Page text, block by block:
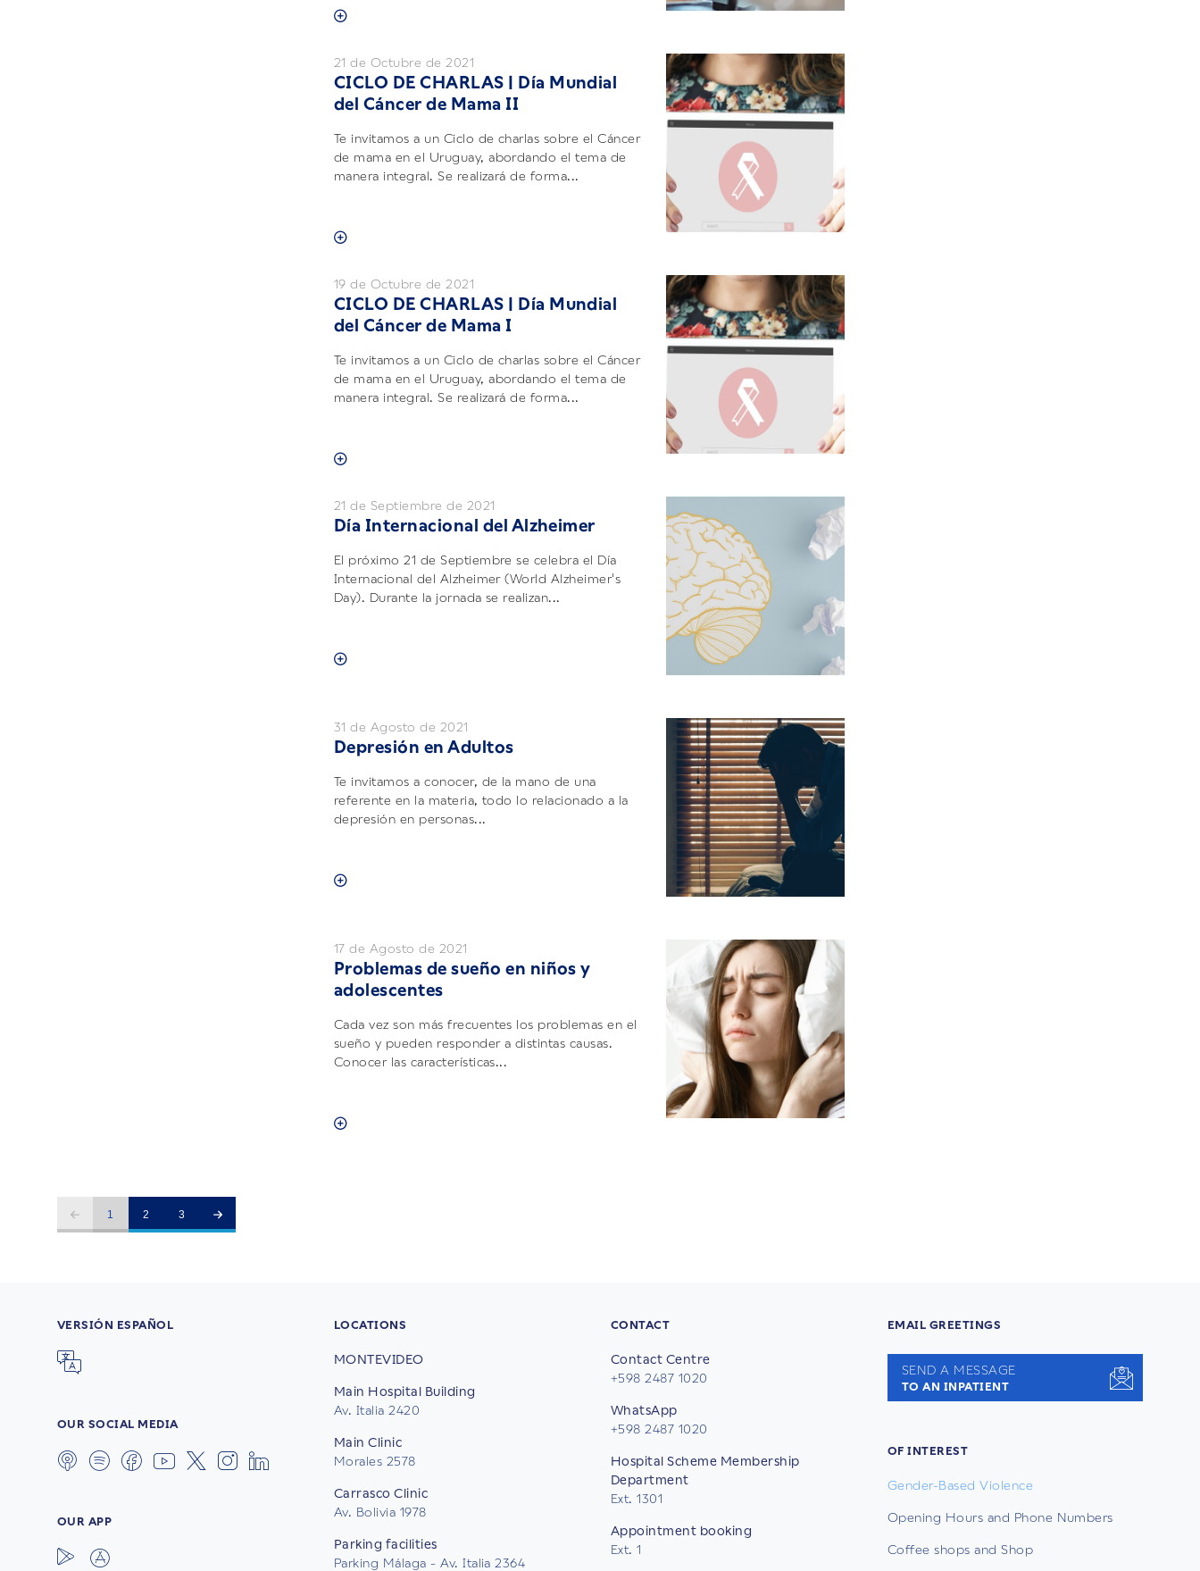
21 de Octubre de 2021
CICLO DE CHARLAS | Día Mundial
del Cáncer de Mama II
Te invitamos a un Ciclo de charlas sobre el Cáncer
de mama en el Uruguay, abordando el tema de
manera integral. Se realizará de forma...
19 de Octubre de 2021
CICLO DE CHARLAS | Día Mundial
del Cáncer de Mama I
Te invitamos a un Ciclo de charlas sobre el Cáncer
de mama en el Uruguay, abordando el tema de
manera integral. Se realizará de forma...
21 de Septiembre de 2021
Día Internacional del Alzheimer
El próximo 21 de Septiembre se celebra el Día
Internacional del Alzheimer (World Alzheimer's
Day). Durante la jornada se realizan...
31 de Agosto de 2021
Depresión en Adultos
Te invitamos a conocer, de la mano de una
referente en la materia, todo lo relacionado a la
depresión en personas...
17 de Agosto de 2021
Problemas de sueño en niños y
adolescentes
Cada vez son más frecuentes los problemas en el
sueño y pueden responder a distintas causas.
Conocer las características...
1 2 3
VERSIÓN ESPAÑOL
OUR SOCIAL MEDIA
OUR APP
LOCATIONS
MONTEVIDEO
Main Hospital Building
Av. Italia 2420
Main Clinic
Morales 2578
Carrasco Clinic
Av. Bolivia 1978
Parking facilities
Parking Málaga - Av. Italia 2364
CONTACT
Contact Centre
+598 2487 1020
WhatsApp
+598 2487 1020
Hospital Scheme Membership
Department
Ext. 1301
Appointment booking
Ext. 1
EMAIL GREETINGS
SEND A MESSAGE
TO AN INPATIENT
OF INTEREST
Gender-Based Violence
Opening Hours and Phone Numbers
Coffee shops and Shop